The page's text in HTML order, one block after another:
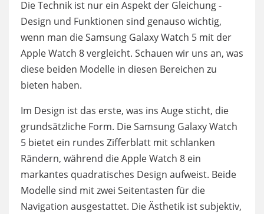
Die Technik ist nur ein Aspekt der Gleichung -
Design und Funktionen sind genauso wichtig,
wenn man die Samsung Galaxy Watch 5 mit der
Apple Watch 8 vergleicht. Schauen wir uns an, was
diese beiden Modelle in diesen Bereichen zu
bieten haben.
Im Design ist das erste, was ins Auge sticht, die
grundsätzliche Form. Die Samsung Galaxy Watch
5 bietet ein rundes Zifferblatt mit schlanken
Rändern, während die Apple Watch 8 ein
markantes quadratisches Design aufweist. Beide
Modelle sind mit zwei Seitentasten für die
Navigation ausgestattet. Die Ästhetik ist subjektiv,